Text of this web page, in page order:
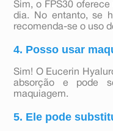
Sim, o FPS30
dia. No entanto, se
recomenda-se o uso
4. Posso usar
Sim! O Eucerin
absorção e pode
maquiagem.
5. Ele pode